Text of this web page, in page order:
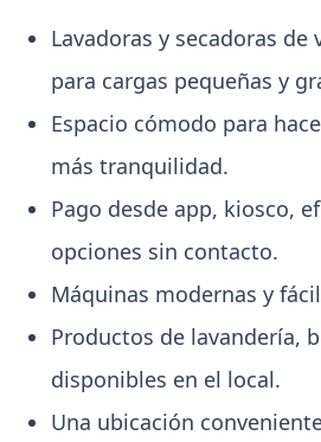
Lavadoras y secadoras de
para cargas pequeñas y
Espacio cómodo para
más tranquilidad.
Pago desde app, kiosco,
opciones sin contacto.
Máquinas modernas y
Productos de lavandería,
disponibles en el local.
Una ubicación